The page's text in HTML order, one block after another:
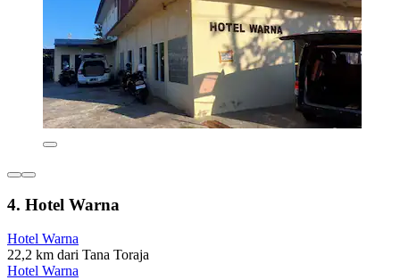
4. Hotel Warna
Hotel Warna
22,2 km dari Tana Toraja
Hotel Warna